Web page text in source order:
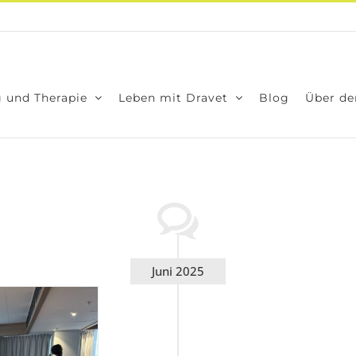
und The­ra­pie Leben mit Dra­vet Blog Über
Juni 2025